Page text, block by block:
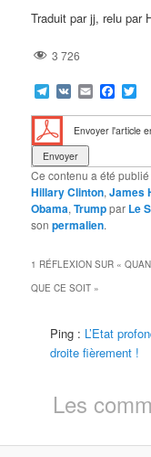
Traduit par jj, relu par
3 726
Telegram
VK Email
Envoyer l'article
Ce contenu a été
Hillary Clinton,James
Obama,Trumppar Le
sonpermalien.
1 RÉFLEXION SUR «
QUE CE SOIT »
Ping : L’Etat
droite fièrement !
Les